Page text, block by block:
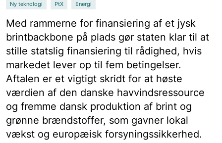
Ny teknologi PtX Energi
Med rammerne for finansiering af et jysk
brintbackbone på plads gør staten klar til at
stille statslig finansiering til rådighed, hvis
markedet lever op til fem betingelser.
Aftalen er et vigtigt skridt for at høste
værdien af den danske havvindsressource
og fremme dansk produktion af brint og
grønne brændstoffer, som gavner lokal
vækst og europæisk forsyningssikkerhed.